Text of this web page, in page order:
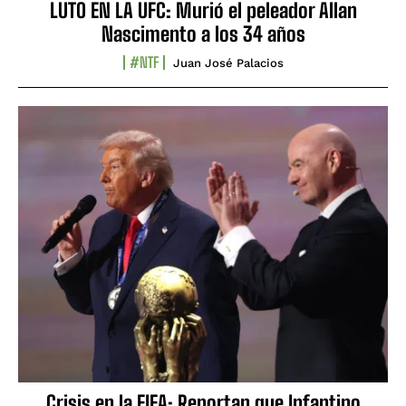
LUTO EN LA UFC: Murió el peleador Allan
Nascimento a los 34 años
#NTF Juan José Palacios